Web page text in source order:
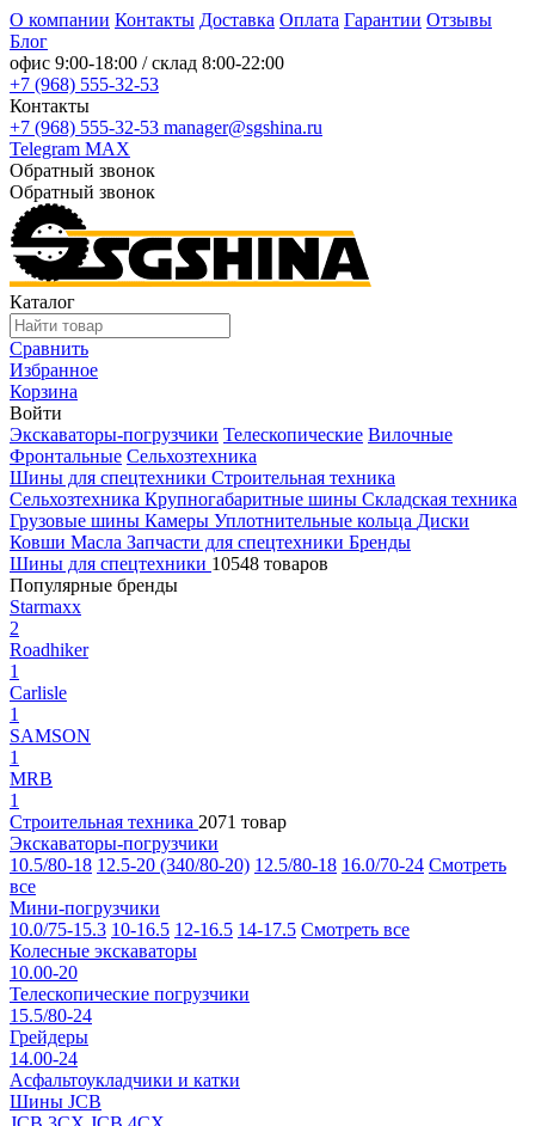
О компании Контакты Доставка Оплата Гарантии Отзывы
Блог
офис 9:00-18:00 / склад 8:00-22:00
+7 (968) 555-32-53
Контакты
+7 (968) 555-32-53 manager@sgshina.ru
Telegram MAX
Обратный звонок
Обратный звонок
Каталог
Сравнить
Избранное
Корзина
Войти
Экскаваторы-погрузчики Телескопические Вилочные
Фронтальные Сельхозтехника
Шины для спецтехники Строительная техника
Сельхозтехника Крупногабаритные шины Складская техника
Грузовые шины Камеры Уплотнительные кольца Диски
Ковши Масла Запчасти для спецтехники Бренды
Шины для спецтехники 10548 товаров
Популярные бренды
Starmaxx
2
Roadhiker
1
Carlisle
1
SAMSON
1
MRB
1
Строительная техника 2071 товар
Экскаваторы-погрузчики
10.5/80-18 12.5-20 (340/80-20) 12.5/80-18 16.0/70-24 Смотреть
все
Мини-погрузчики
10.0/75-15.3 10-16.5 12-16.5 14-17.5 Смотреть все
Колесные экскаваторы
10.00-20
Телескопические погрузчики
15.5/80-24
Грейдеры
14.00-24
Асфальтоукладчики и катки
Шины JCB